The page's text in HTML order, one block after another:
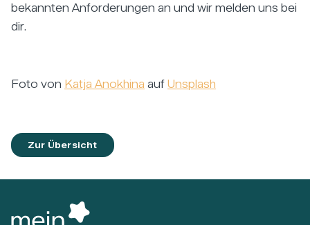
bekannten Anforderungen an und wir melden uns bei
dir.
Foto von Katja Anokhina auf Unsplash
Zur Übersicht